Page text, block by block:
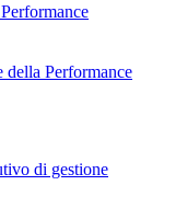
della Performance
di gestione